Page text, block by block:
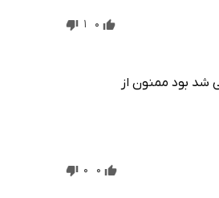
0
1
شد بود ممنون از
0
0